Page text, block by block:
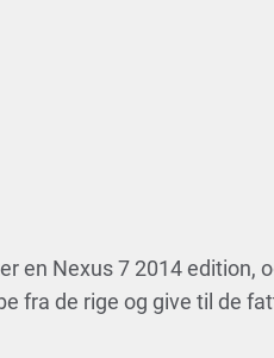
en Nexus 7 2014 edition,
fra de rige og give til de